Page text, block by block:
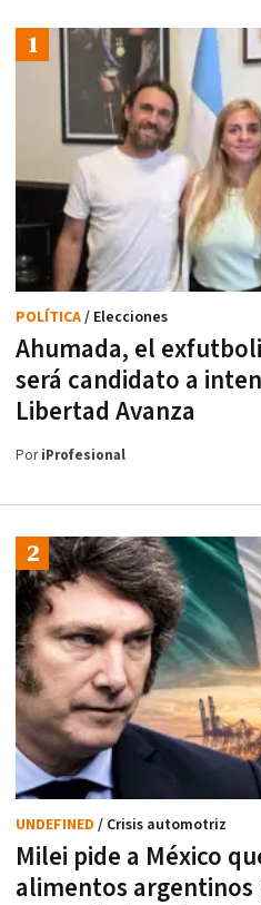
Ahumada, el
será candidato a
Libertad Avanza
POLÍTICA/ Elecciones
PoriProfesional
Milei pide a México
alimentos argentinos
UNDEFINED / Crisis automotriz